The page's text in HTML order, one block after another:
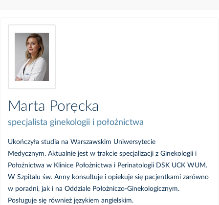
Marta Poręcka
specjalista ginekologii i położnictwa
Ukończyła studia na Warszawskim Uniwersytecie
Medycznym. Aktualnie jest w trakcie specjalizacji z Ginekologii i
Położnictwa w Klinice Położnictwa i Perinatologii DSK UCK WUM.
W Szpitalu św. Anny konsultuje i opiekuje się pacjentkami zarówno
w poradni, jak i na Oddziale Położniczo-Ginekologicznym.
Posługuje się również językiem angielskim.